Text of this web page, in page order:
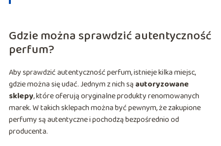
Gdzie można sprawdzić autentyczność
perfum?
Aby sprawdzić autentyczność perfum, istnieje kilka miejsc,
gdzie można się udać. Jednym z nich są autoryzowane
sklepy, które oferują oryginalne produkty renomowanych
marek. W takich sklepach można być pewnym, że zakupione
perfumy są autentyczne i pochodzą bezpośrednio od
producenta.